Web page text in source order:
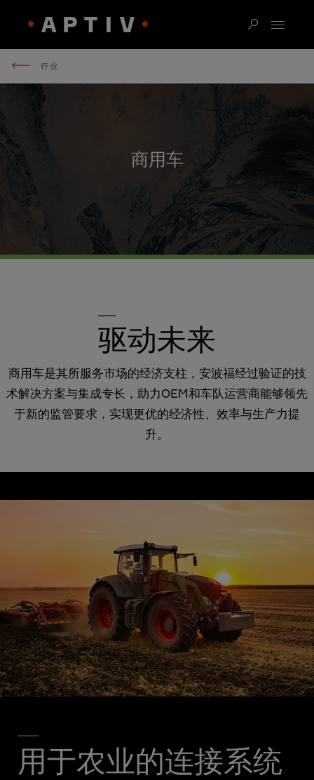
行业
商用车
驱动未来
商用车是其所服务市场的经济支柱，安波福经过验证的技
术解决方案与集成专长，助力OEM和车队运营商能够领先
于新的监管要求，实现更优的经济性、效率与生产力提
升。
用于农业的连接系统